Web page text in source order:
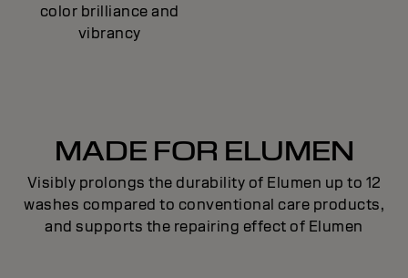
color brilliance and
vibrancy
MADE FOR ELUMEN
Visibly prolongs the durability of Elumen up to 12
washes compared to conventional care products,
and supports the repairing effect of Elumen